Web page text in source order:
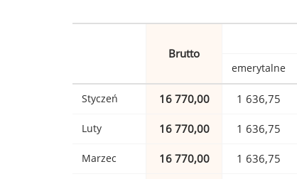
Brutto
emerytalne
Styczeń 16 770,00 1 636,75
Luty 16 770,00 1 636,75
Marzec 16 770,00 1 636,75